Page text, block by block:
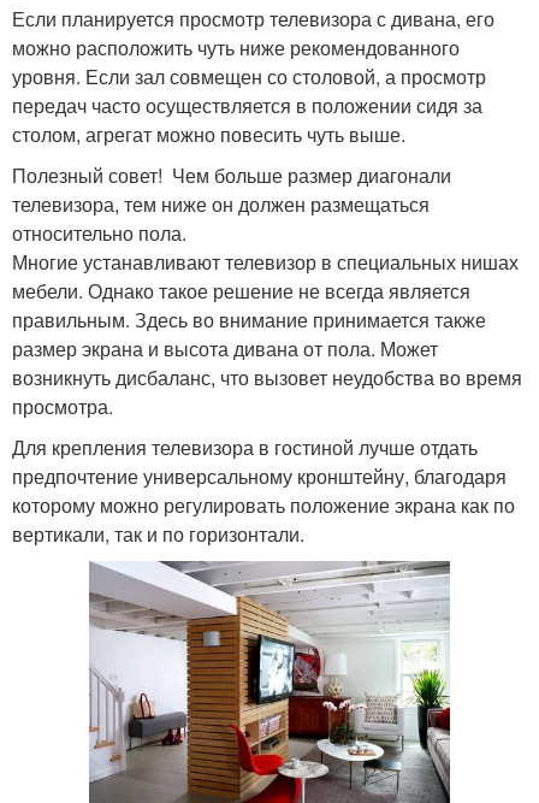
Если планируется просмотр телевизора с дивана, его
можно расположить чуть ниже рекомендованного
уровня. Если зал совмещен со столовой, а просмотр
передач часто осуществляется в положении сидя за
столом, агрегат можно повесить чуть выше.
Полезный совет! Чем больше размер диагонали
телевизора, тем ниже он должен размещаться
относительно пола.
Многие устанавливают телевизор в специальных нишах
мебели. Однако такое решение не всегда является
правильным. Здесь во внимание принимается также
размер экрана и высота дивана от пола. Может
возникнуть дисбаланс, что вызовет неудобства во время
просмотра.
Для крепления телевизора в гостиной лучше отдать
предпочтение универсальному кронштейну, благодаря
которому можно регулировать положение экрана как по
вертикали, так и по горизонтали.